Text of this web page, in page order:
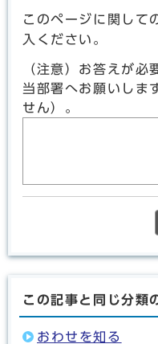
このページに関して
入ください。
（注意）お答えが必
当部署へお願いしま
せん）。
この記事と同じ分類
おわせを知る